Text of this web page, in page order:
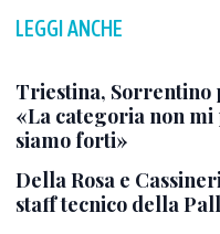
LEGGI ANCHE
Triestina, Sorrentino
«La categoria non mi
siamo forti»
Della Rosa e
staff tecnico della